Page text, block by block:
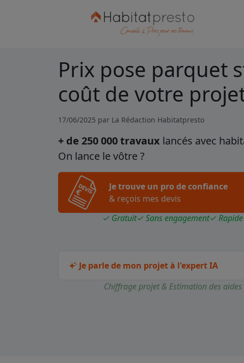
Prix pose parquet
coût de votre
17/06/2025 par La Rédaction Habitatpresto
+ de 250 000 travaux lancés avec
On lance le vôtre ?
Je trouve un pro de confiance
& reçois mes devis
✓ Gratuit✓ Sans engagement✓ Rapide
Je parle de mon projet à l'expert IA
Chiffrage projet & Estimation des aides